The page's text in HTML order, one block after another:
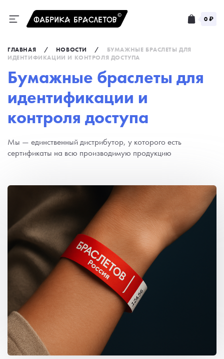
0 ₽
ГЛАВНАЯ / НОВОСТИ /
БУМАЖНЫЕ БРАСЛЕТЫ ДЛЯ
ИДЕНТИФИКАЦИИ И КОНТРОЛЯ ДОСТУПА
Бумажные браслеты для
идентификации и
контроля доступа
Мы — единственный дистрибутор, у которого есть
сертификаты на всю производимую продукцию